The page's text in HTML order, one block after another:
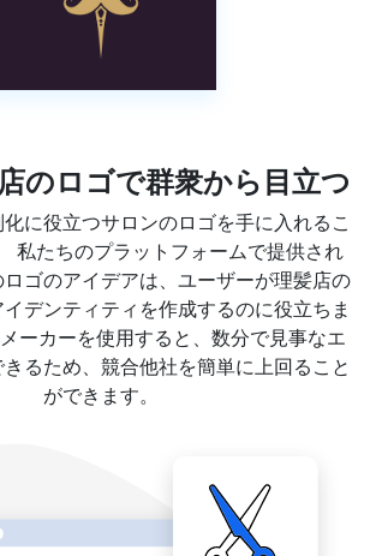
のロゴで群衆から目立つ
に役立つサロンのロゴを手に入れるこ
私たちのプラットフォームで提供され
ゴのアイデアは、ユーザーが理髪店の
デンティティを作成するのに役立ちま
ーカーを使用すると、数分で見事なエ
るため、競合他社を簡単に上回ること
ができます。